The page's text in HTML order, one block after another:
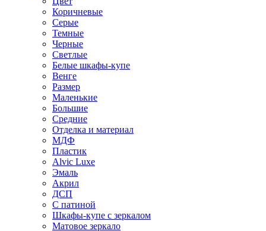
Коричневые
Серые
Темные
Черные
Светлые
Белые шкафы-купе
Венге
Размер
Маленькие
Большие
Средние
Отделка и материал
МДФ
Пластик
Alvic Luxe
Эмаль
Акрил
ДСП
С патиной
Шкафы-купе с зеркалом
Матовое зеркало